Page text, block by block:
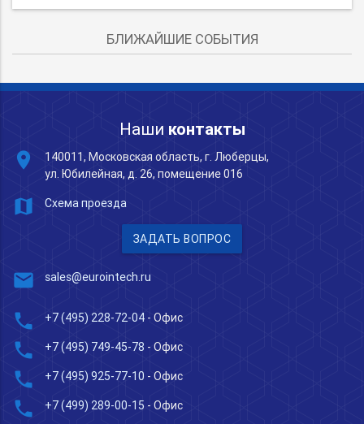
БЛИЖАЙШИЕ СОБЫТИЯ
Наши контакты
place
140011, Московская область, г. Люберцы,
ул. Юбилейная, д. 26, помещение 016
map Схема проезда
ЗАДАТЬ ВОПРОС
mail sales@eurointech.ru
phone +7 (495) 228-72-04 - Офис
phone +7 (495) 749-45-78 - Офис
phone +7 (495) 925-77-10 - Офис
phone +7 (499) 289-00-15 - Офис